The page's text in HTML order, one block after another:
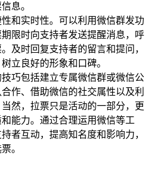
息。
和实时性。可以利用微信群发功
限时向支持者发送提醒消息，呼
及时回复支持者的留言和提问，
立良好的形象和口碑。
巧包括建立专属微信群或微信公
作、借助微信的社交属性以及利
然，拉票只是活动的一部分，更
能力。通过合理运用微信等工
者互动，提高知名度和影响力，
。